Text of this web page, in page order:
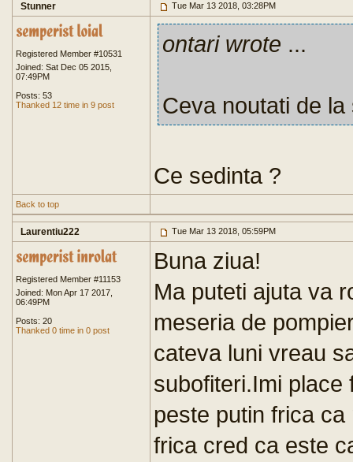
Stunner Tue Mar 13 2018, 03:28PM
Registered Member #10531
Joined: Sat Dec 05 2015,
07:49PM
Posts: 53
Thanked 12 time in 9 post
ontari wrote ...
Ceva noutati de la
Ce sedinta ?
Back to top
Laurentiu222 Tue Mar 13 2018, 05:59PM
Registered Member #11153
Joined: Mon Apr 17 2017,
06:49PM
Posts: 20
Thanked 0 time in 0 post
Buna ziua!
Ma puteti ajuta va
meseria de
cateva luni vreau
subofiteri.Imi place
peste putin frica
frica cred ca este